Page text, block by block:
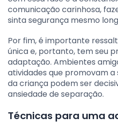
comunicação carinhosa,
sinta segurança mesmo
Por fim, é importante
única e, portanto, tem seu
adaptação. Ambientes
atividades que promovam
da criança podem ser
ansiedade de separação.
Técnicas para uma